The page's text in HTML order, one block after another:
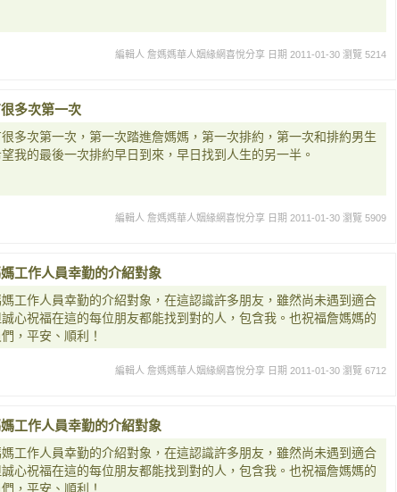
編輯人 詹媽媽華人姻緣網喜悅分享 日期 2011-01-30 瀏覽 5214
多次第一次
很多次第一次，第一次踏進詹媽媽，第一次排約，第一次和排約男生
我的最後一次排約早日到來，早日找到人生的另一半。
編輯人 詹媽媽華人姻緣網喜悅分享 日期 2011-01-30 瀏覽 5909
工作人員幸勤的介紹對象
工作人員幸勤的介紹對象，在這認識許多朋友，雖然尚未遇到適合
心祝福在這的每位朋友都能找到對的人，包含我。也祝福詹媽媽的
，平安、順利！
編輯人 詹媽媽華人姻緣網喜悅分享 日期 2011-01-30 瀏覽 6712
工作人員幸勤的介紹對象
工作人員幸勤的介紹對象，在這認識許多朋友，雖然尚未遇到適合
心祝福在這的每位朋友都能找到對的人，包含我。也祝福詹媽媽的
，平安、順利！